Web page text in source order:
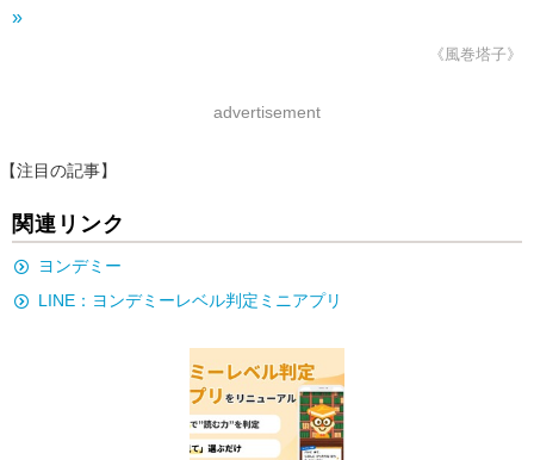
»
《風巻塔子》
advertisement
【注目の記事】
関連リンク
ヨンデミー
LINE：ヨンデミーレベル判定ミニアプリ